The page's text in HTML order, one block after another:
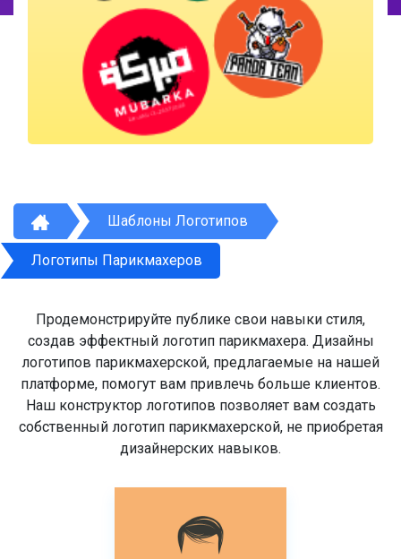
Шаблоны Логотипов
Логотипы Парикмахеров
Продемонстрируйте публике свои навыки стиля,
создав эффектный логотип парикмахера. Дизайны
логотипов парикмахерской, предлагаемые на нашей
платформе, помогут вам привлечь больше клиентов.
Наш конструктор логотипов позволяет вам создать
собственный логотип парикмахерской, не приобретая
дизайнерских навыков.